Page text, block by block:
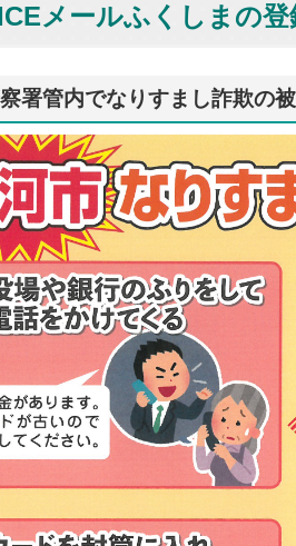
メールふくしまの登
署管内でなりすまし詐欺の